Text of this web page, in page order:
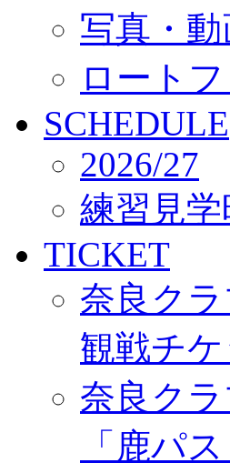
写真・
ロート
SCHEDULE
2026/27
練習見
TICKET
奈良ク
観戦チケ
奈良ク
「鹿パス